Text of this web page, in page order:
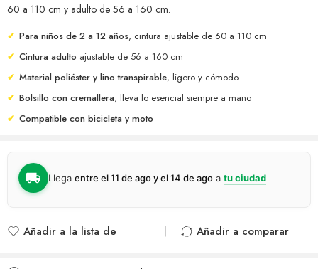
60 a 110 cm y adulto de 56 a 160 cm.
✔ Para niños de 2 a 12 años, cintura ajustable de 60 a 110 cm
✔ Cintura adulto ajustable de 56 a 160 cm
✔ Material poliéster y lino transpirable, ligero y cómodo
✔ Bolsillo con cremallera, lleva lo esencial siempre a mano
✔ Compatible con bicicleta y moto
Llega entre el 11 de ago y el 14 de ago a tu ciudad
Añadir a la lista de
Añadido a la lista de
Añadir a comparar